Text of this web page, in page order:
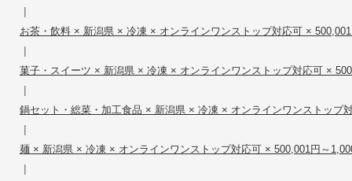
|
お茶・飲料 × 新潟県 × 冷凍 × オンラインワンストップ対応可 ×
|
菓子・スイーツ × 新潟県 × 冷凍 × オンラインワンストップ対応可 ×
|
鍋セット・総菜・加工食品 × 新潟県 × 冷凍 × オンラインワンストップ
|
麺 × 新潟県 × 冷凍 × オンラインワンストップ対応可 × 500,001円～
|